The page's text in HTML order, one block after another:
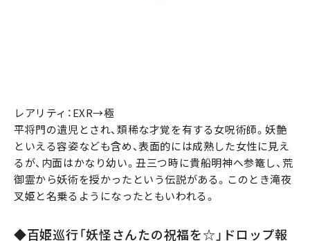
レアリティ：EXR→極
平将門の遺児とされ、類稀な才覚を有する女呪術師。妖艶
といえる容姿なども含め、表面的には成熟した女性に見え
るが、内面はかなり幼い。丑三つ時に貴船明神へ参篭し、荒
御霊から妖術を授かったという伝説がある。このとき滝夜
叉姫と名乗るようになったともいわれる。
◆百姫巡行「妖怪さんたの祝福を☆」ドロップ報